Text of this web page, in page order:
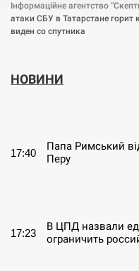
Інформаційне агентство
атаки СБУ в Татарстане
виден со спутника
НОВИНИ
17:40
Папа Римський
Перу
17:23
В ЦПД назвали
ограничить